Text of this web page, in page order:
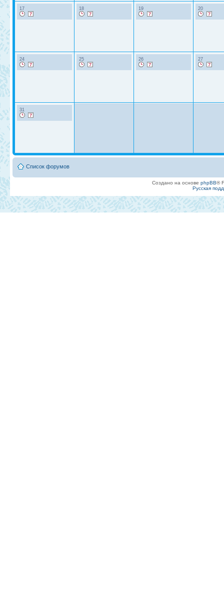
17 18 19 20
24 25 26 27
31
Список форумов
Создано на основе phpBB®
Русская